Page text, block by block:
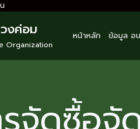
งค่อม
Organization
หน้าหลัก ข้อมูล อ